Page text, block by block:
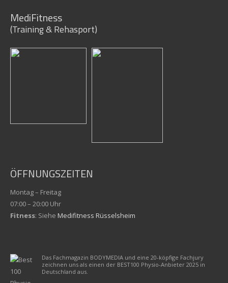
MediFitness
(Training & Rehasport)
ÖFFNUNGSZEITEN
Montag – Freitag
07:00 – 20:00 Uhr
Fitness: Siehe Medifitness Rüsselsheim
Das Fachmagazin BODYMEDIA und eine 20-köpfige Fachjury
zeichnen uns als einen der BEST100 Physio-Anbieter 2025 in
Deutschland aus.